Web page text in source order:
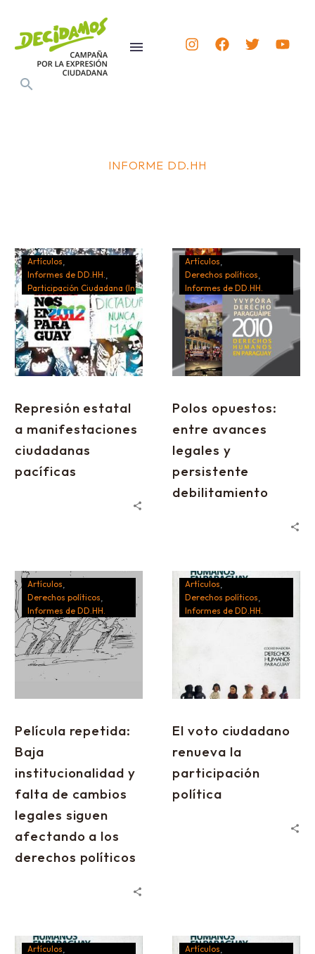
INFORME DD.HH
Artículos
Informes de DD.HH.
Participación Ciudadana (Informes)
Represión estatal
a manifestaciones
ciudadanas
pacíficas
Artículos
Derechos políticos
Informes de DD.HH.
Polos opuestos:
entre avances
legales y
persistente
debilitamiento
Artículos
Derechos políticos
Informes de DD.HH.
Película repetida:
Baja
institucionalidad y
falta de cambios
legales siguen
afectando a los
derechos políticos
Artículos
Derechos políticos
Informes de DD.HH.
El voto ciudadano
renueva la
participación
política
Artículos
Artículos